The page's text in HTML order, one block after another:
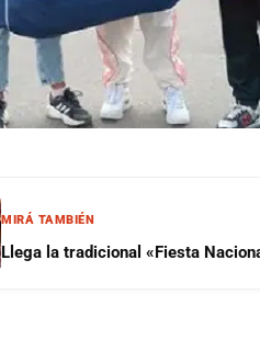
MIRÁ TAMBIÉN
Llega la tradicional «Fiesta